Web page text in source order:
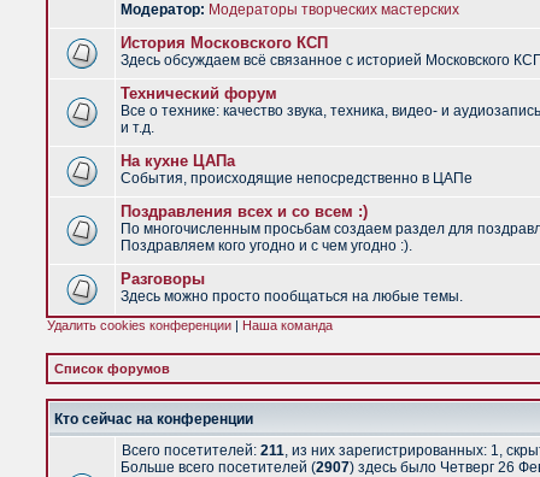
Модератор: Модераторы творческих мастерских
История Московского КСП
Здесь обсуждаем всё связанное с историей Московского
Технический форум
Все о технике: качество звука, техника, видео- и
и т.д.
На кухне ЦАПа
События, происходящие непосредственно в ЦАПе
Поздравления всех и со всем :)
По многочисленным просьбам создаем раздел для
Поздравляем кого угодно и с чем угодно :).
Разговоры
Здесь можно просто пообщаться на любые темы.
Удалить cookies конференции | Наша команда
Список форумов
Кто сейчас на конференции
Всего посетителей: 211, из них зарегистрированных: 1,
Больше всего посетителей (2907) здесь было Четверг 26